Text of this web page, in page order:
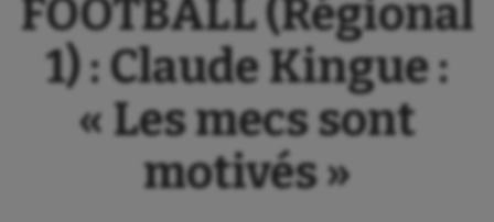
FOOTBALL (Régional
1) : Claude Kingue :
« Les mecs sont
motivés »